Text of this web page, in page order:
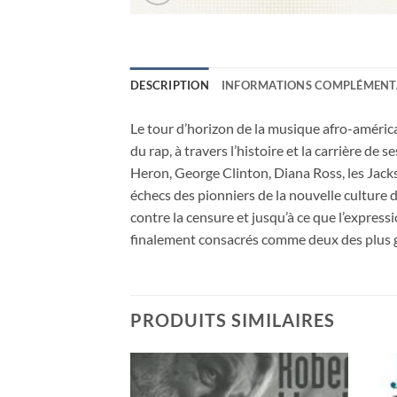
DESCRIPTION INFORMATIONS
Le tour d’horizon de la musique afro-
du rap, à travers l’histoire et la carrière de
Heron, George Clinton, Diana Ross, les
échecs des pionniers de la nouvelle culture
contre la censure et jusqu’à ce que
finalement consacrés comme deux des
PRODUITS SIMILAIRES